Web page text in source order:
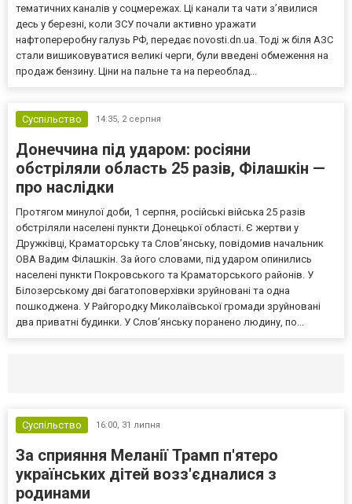
тематичних каналів у соцмережах. Ці канали та чати з’явилися
десь у березні, коли ЗСУ почали активно уражати
нафтопереробну галузь РФ, передає novosti.dn.ua. Тоді ж біля АЗС
стали вишиковуватися великі черги, були введені обмеження на
продаж бензину. Ціни на пальне та на переоблад...
Суспільство 14:35, 2 серпня
Донеччина під ударом: росіяни
обстріляли область 25 разів, Філашкін —
про наслідки
Протягом минулої доби, 1 серпня, російські війська 25 разів
обстріляли населені пункти Донецької області. Є жертви у
Дружківці, Краматорську та Слов’янську, повідомив начальник
ОВА Вадим Філашкін. За його словами, під ударом опинились
населені пункти Покровського та Краматорського районів. У
Білозерському дві багатоповерхівки зруйновані та одна
пошкоджена. У Райгородку Миколаївської громади зруйновані
два приватні будинки. У Слов’янську поранено людину, по...
Суспільство 16:00, 31 липня
За сприяння Меланії Трамп п'ятеро
українських дітей возз'єдналися з
родинами